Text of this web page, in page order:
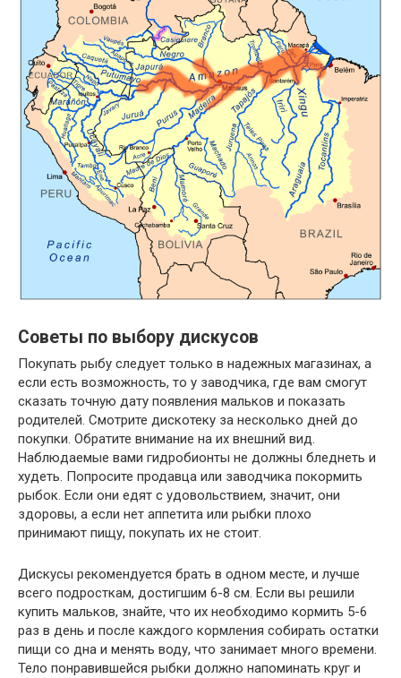
Советы по выбору дискусов
Покупать рыбу следует только в надежных магазинах, а
если есть возможность, то у заводчика, где вам смогут
сказать точную дату появления мальков и показать
родителей. Смотрите дискотеку за несколько дней до
покупки. Обратите внимание на их внешний вид.
Наблюдаемые вами гидробионты не должны бледнеть и
худеть. Попросите продавца или заводчика покормить
рыбок. Если они едят с удовольствием, значит, они
здоровы, а если нет аппетита или рыбки плохо
принимают пищу, покупать их не стоит.
Дискусы рекомендуется брать в одном месте, и лучше
всего подросткам, достигшим 6-8 см. Если вы решили
купить мальков, знайте, что их необходимо кормить 5-6
раз в день и после каждого кормления собирать остатки
пищи со дна и менять воду, что занимает много времени.
Тело понравившейся рыбки должно напоминать круг и